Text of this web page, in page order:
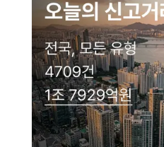
네이버 지
현재 네이버 지도 연결이 원활하
이용에 불편을
다시